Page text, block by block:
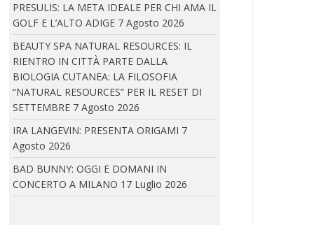
ELEVENTY: PRESENTA IL NUOVO CONCEPT DELLA
BOUTIQUE PARIGINA ALL’HOTEL DU LOUVRE
Eleventy inaugura il nuovo concept della
boutique parigina...
IRA LANGEVIN A CANNES: IRA LANGEVIN E COCO
ROCHA
In occasione della 79ª edizione del Festival
PRESULIS: LA META IDEALE PER CHI AMA IL
GOLF E L’ALTO ADIGE 7 Agosto 2026
BEAUTY SPA NATURAL RESOURCES: IL
RIENTRO IN CITTÀ PARTE DALLA
BIOLOGIA CUTANEA: LA FILOSOFIA
“NATURAL RESOURCES” PER IL RESET DI
SETTEMBRE 7 Agosto 2026
IRA LANGEVIN: PRESENTA ORIGAMI 7
Agosto 2026
BAD BUNNY: OGGI E DOMANI IN
CONCERTO A MILANO 17 Luglio 2026